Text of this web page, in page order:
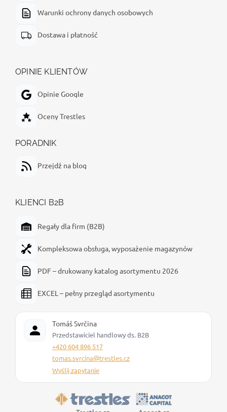
Warunki ochrony danych osobowych
Dostawa i płatność
OPINIE KLIENTÓW
Opinie Google
Oceny Trestles
PORADNIK
Przejdź na blog
KLIENCI B2B
Regały dla firm (B2B)
Kompleksowa obsługa, wyposażenie magazynów
PDF – drukowany katalog asortymentu 2026
EXCEL – pełny przegląd asortymentu
Tomáš Svrčina
Przedstawiciel handlowy ds. B2B
+420 604 896 517
tomas.svrcina@trestles.cz
Wyślij zapytanie